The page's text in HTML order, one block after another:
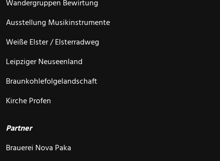
Wandergruppen Bewirtung
Ausstellung Musikinstrumente
Weiße Elster / Elsterradweg
Leipziger Neuseenland
Braunkohlefolgelandschaft
Kirche Profen
Partner
Brauerei Nova Paka